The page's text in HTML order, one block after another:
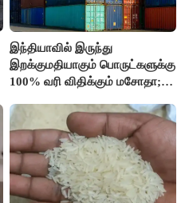
இந்தியாவில் இருந்து
இறக்குமதியாகும் பொருட்களுக்கு
100% வரி விதிக்கும் மசோதா;